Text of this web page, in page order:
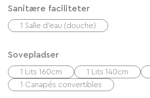
Sanitære faciliteter
1 Salle d'eau (douche)
Sovepladser
1 Lits 160cm 1 Lits 140cm
1 Canapés convertibles